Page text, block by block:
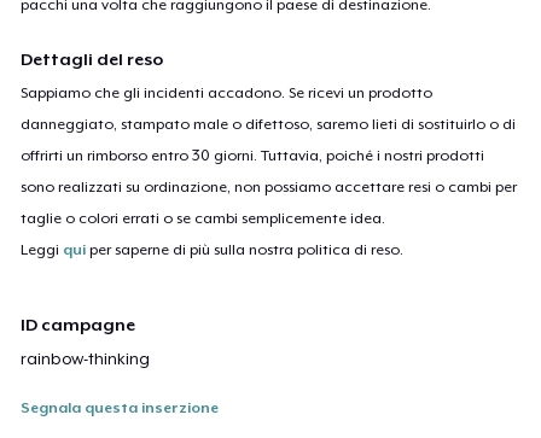
pacchi una volta che raggiungono il paese di destinazione.
Dettagli del reso
Sappiamo che gli incidenti accadono. Se ricevi un prodotto
danneggiato, stampato male o difettoso, saremo lieti di sostituirlo o di
offrirti un rimborso entro 30 giorni. Tuttavia, poiché i nostri prodotti
sono realizzati su ordinazione, non possiamo accettare resi o cambi per
taglie o colori errati o se cambi semplicemente idea.
Leggi qui per saperne di più sulla nostra politica di reso.
ID campagne
rainbow-thinking
Segnala questa inserzione